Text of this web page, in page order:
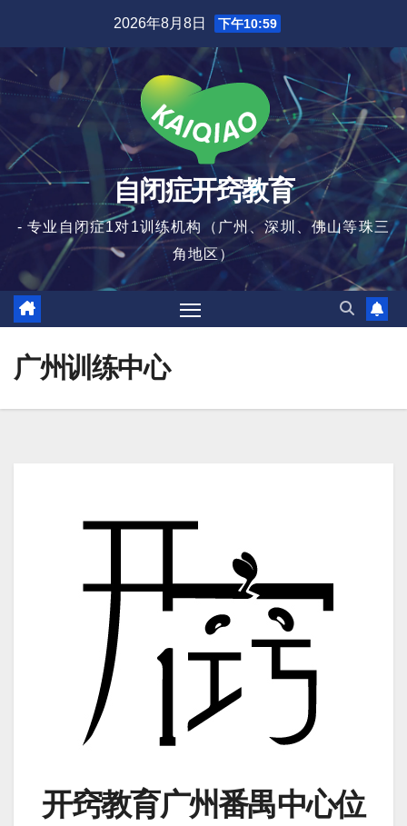
容
2026年8月8日 下午10:59
自闭症开窍教育
- 专业自闭症1对1训练机构（广州、深圳、佛山等珠三
角地区）
广州训练中心
开窍教育广州番禺中心位